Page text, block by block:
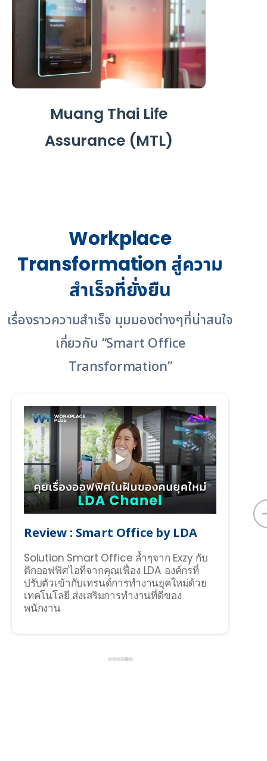
Muang Thai Life
Assurance (MTL)
Workplace
Transformation สู่ความ
สำเร็จที่ยั่งยืน
เรื่องราวความสำเร็จ มุมมองต่างๆที่น่าสนใจ
เกี่ยวกับ “Smart Office
Transformation”
Review : Smart Office by LDA
Solution Smart Office ล้ำๆจาก Exzy กับ
ตึกออฟฟิศไอทีจากคุณเฟื่อง LDA องค์กรที่
ปรับตัวเข้ากับเทรนด์การทำงานยุคใหม่ด้วย
เทคโนโลยี ส่งเสริมการทำงานที่ดีของ
พนักงาน